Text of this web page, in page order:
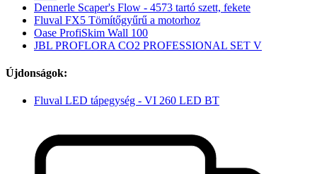
Dennerle Scaper's Flow - 4573 tartó szett, fekete
Fluval FX5 Tömítőgyűrű a motorhoz
Oase ProfiSkim Wall 100
JBL PROFLORA CO2 PROFESSIONAL SET V
Újdonságok:
Fluval LED tápegység - VI 260 LED BT